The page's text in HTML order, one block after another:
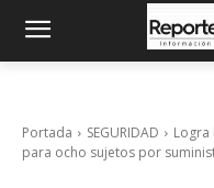
Portada SEGURIDAD
Logra
para ocho sujetos por